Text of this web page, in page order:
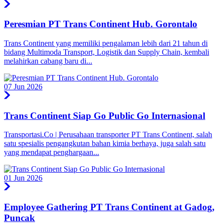
Peresmian PT Trans Continent Hub. Gorontalo
Trans Continent yang memiliki pengalaman lebih dari 21 tahun di
bidang Multimoda Transport, Logistik dan Supply Chain, kembali
melahirkan cabang baru di...
07 Jun 2026
Trans Continent Siap Go Public Go Internasional
Transportasi.Co | Perusahaan transporter PT Trans Continent, salah
satu spesialis pengangkutan bahan kimia berhaya, juga salah satu
yang mendapat penghargaan...
01 Jun 2026
Employee Gathering PT Trans Continent at Gadog,
Puncak